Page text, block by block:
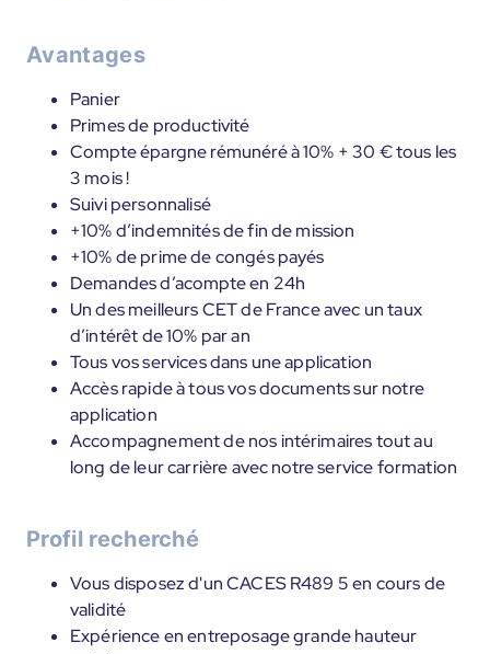
Avantages
Panier
Primes de productivité
Compte épargne rémunéré à 10% + 30 € tous les
3 mois !
Suivi personnalisé
+10% d’indemnités de fin de mission
+10% de prime de congés payés
Demandes d’acompte en 24h
Un des meilleurs CET de France avec un taux
d’intérêt de 10% par an
Tous vos services dans une application
Accès rapide à tous vos documents sur notre
application
Accompagnement de nos intérimaires tout au
long de leur carrière avec notre service formation
Profil recherché
Vous disposez d'un CACES R489 5 en cours de
validité
Expérience en entreposage grande hauteur